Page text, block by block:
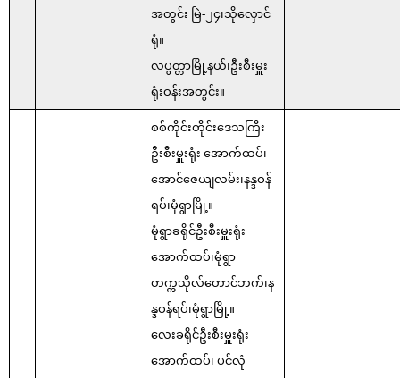
အတွင်း မြဲ-၂၄၊သိုလှောင်
ရုံ။
လပွတ္တာမြို့နယ်၊ဦးစီးမှူး
ရုံးဝန်းအတွင်း။
စစ်ကိုင်းတိုင်းဒေသကြီး
ဦးစီးမှူးရုံး အောက်ထပ်၊
အောင်ဇေယျလမ်း၊နန္ဒဝန်
ရပ်၊မုံရွာမြို့။
မုံရွာခရိုင်ဦးစီးမှူးရုံး
အောက်ထပ်၊မုံရွာ
တက္ကသိုလ်တောင်ဘက်၊န
န္ဒဝန်ရပ်၊မုံရွာမြို့။
လေးခရိုင်ဦးစီးမှူးရုံး
အောက်ထပ်၊ ပင်လုံ